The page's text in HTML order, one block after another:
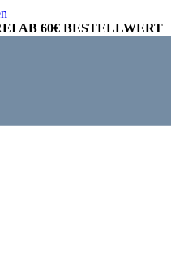
AB 60€ BESTELLWERT